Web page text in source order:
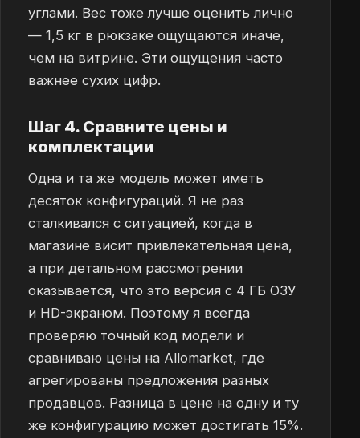
углами. Вес тоже лучше оценить лично
— 1,5 кг в рюкзаке ощущаются иначе,
чем на витрине. Эти ощущения часто
важнее сухих цифр.
Шаг 4. Сравните цены и
комплектации
Одна и та же модель может иметь
десяток конфигураций. Я не раз
сталкивался с ситуацией, когда в
магазине висит привлекательная цена,
а при детальном рассмотрении
оказывается, что это версия с 4 ГБ ОЗУ
и HD-экраном. Поэтому я всегда
проверяю точный код модели и
сравниваю цены на Allomarket, где
агрегированы предложения разных
продавцов. Разница в цене на одну и ту
же конфигурацию может достигать 15%.